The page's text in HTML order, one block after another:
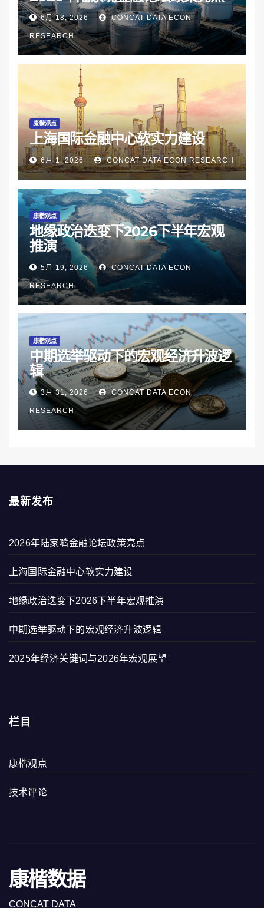
6月 18, 2026 CONCAT DATA ECON
RESEARCH
康楷观点
上海国际金融中心软实力建设
6月 1, 2026 CONCAT DATA ECON RESEARCH
康楷观点
地缘政治迭变下2026下半年宏观
推演
5月 19, 2026 CONCAT DATA ECON
RESEARCH
康楷观点
中期选举驱动下的宏观经济升波逻
辑
3月 31, 2026 CONCAT DATA ECON
RESEARCH
最新发布
2026年陆家嘴金融论坛政策亮点
上海国际金融中心软实力建设
地缘政治迭变下2026下半年宏观推演
中期选举驱动下的宏观经济升波逻辑
2025年经济关键词与2026年宏观展望
栏目
康楷观点
技术评论
康楷数据
CONCAT DATA